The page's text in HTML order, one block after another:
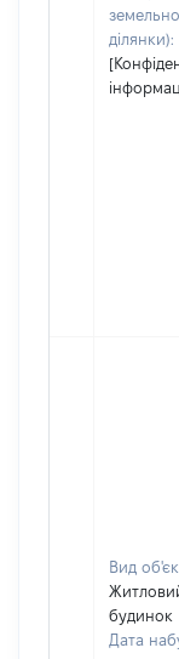
ділянки):
Вид
будинок
Дата